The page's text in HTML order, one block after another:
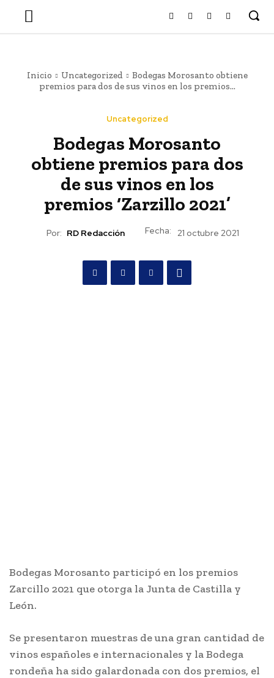
Inicio Uncategorized
Bodegas Morosanto obtiene
premios para dos de sus vinos en los premios...
Uncategorized
Bodegas Morosanto
obtiene premios para dos
de sus vinos en los
premios ‘Zarzillo 2021’
Por: RD Redacción Fecha: 21 octubre 2021
Bodegas Morosanto participó en los premios
Zarcillo 2021 que otorga la Junta de Castilla y
León.
Se presentaron muestras de una gran cantidad de
vinos españoles e internacionales y la Bodega
rondeña ha sido galardonada con dos premios, el